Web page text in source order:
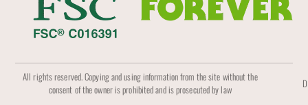
All rights reserved. Copying and using information from the site without the
consent of the owner is prohibited and is prosecuted by law